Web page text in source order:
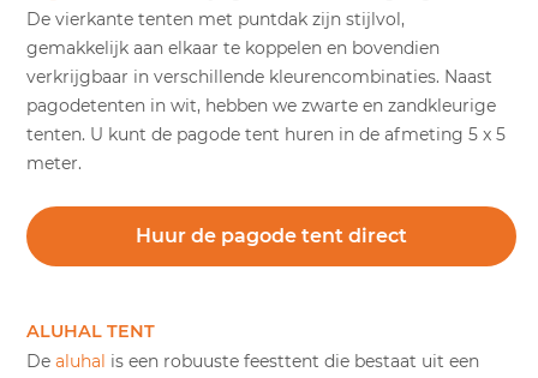
De vierkante tenten met puntdak zijn stijlvol,
gemakkelijk aan elkaar te koppelen en bovendien
verkrijgbaar in verschillende kleurencombinaties. Naast
pagodetenten in wit, hebben we zwarte en zandkleurige
tenten. U kunt de pagode tent huren in de afmeting 5 x 5
meter.
Huur de pagode tent direct
ALUHAL TENT
Dealuhal is een robuuste feesttent die bestaat uit een